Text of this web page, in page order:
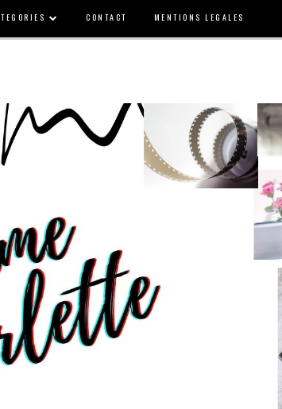
CONTACT MENTIONS LEGALES